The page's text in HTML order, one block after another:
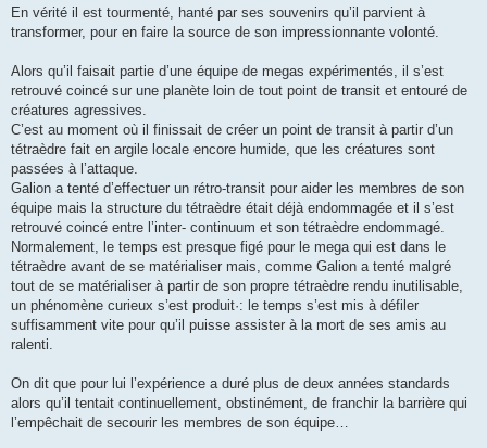
En vérité il est tourmenté, hanté par ses souvenirs qu’il parvient à
transformer, pour en faire la source de son impressionnante volonté.
Alors qu’il faisait partie d’une équipe de megas expérimentés, il s’est
retrouvé coincé sur une planète loin de tout point de transit et entouré de
créatures agressives.
C’est au moment où il finissait de créer un point de transit à partir d’un
tétraèdre fait en argile locale encore humide, que les créatures sont
passées à l’attaque.
Galion a tenté d’effectuer un rétro-transit pour aider les membres de son
équipe mais la structure du tétraèdre était déjà endommagée et il s’est
retrouvé coincé entre l’inter- continuum et son tétraèdre endommagé.
Normalement, le temps est presque figé pour le mega qui est dans le
tétraèdre avant de se matérialiser mais, comme Galion a tenté malgré
tout de se matérialiser à partir de son propre tétraèdre rendu inutilisable,
un phénomène curieux s’est produit·: le temps s’est mis à défiler
suffisamment vite pour qu’il puisse assister à la mort de ses amis au
ralenti.
On dit que pour lui l’expérience a duré plus de deux années standards
alors qu’il tentait continuellement, obstinément, de franchir la barrière qui
l’empêchait de secourir les membres de son équipe…